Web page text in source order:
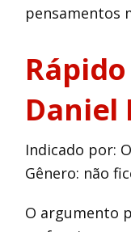
pensamentos
Daniel
Indicado por:
Gênero: não
O argumento